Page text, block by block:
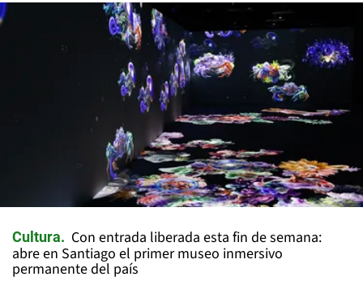
Cultura
Con entrada liberada esta fin de semana:
abre en Santiago el primer museo inmersivo
permanente del país